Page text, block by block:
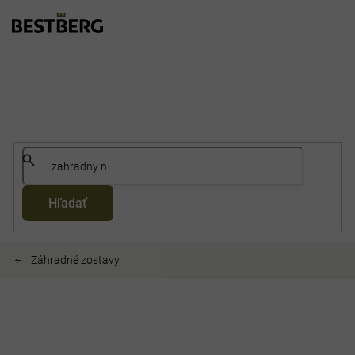
Hľadať
Záhradné zostavy